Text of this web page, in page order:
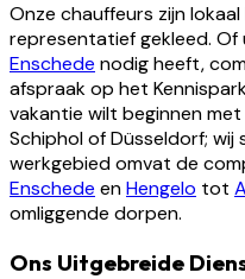
Onze chauffeurs zijn
representatief gekleed. Of
Enschede nodig heeft,
afspraak op het
vakantie wilt beginnen met
Schiphol of Düsseldorf;
werkgebied omvat de
Enschede enHengelo tot
omliggende dorpen.
Ons Uitgebreide